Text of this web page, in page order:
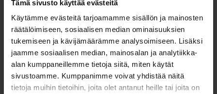
Tämä sivusto käyttää evästeitä
Käytämme evästeitä tarjoamamme sisällön ja mainosten
räätälöimiseen, sosiaalisen median ominaisuuksien
tukemiseen ja kävijämäärämme analysoimiseen. Lisäksi
jaamme sosiaalisen median, mainosalan ja analytiikka-
alan kumppaneillemme tietoja siitä, miten käytät
sivustoamme. Kumppanimme voivat yhdistää näitä
tietoja muihin tietoihin, joita olet antanut heille tai joita on
Miten voin auttaa
asuntoasioissa?
Jätä yhteystietosi, niin otan yhteyttä